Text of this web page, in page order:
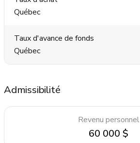
Québec
Taux d'avance de fonds
Québec
Admissibilité
Revenu personnel
60 000 $